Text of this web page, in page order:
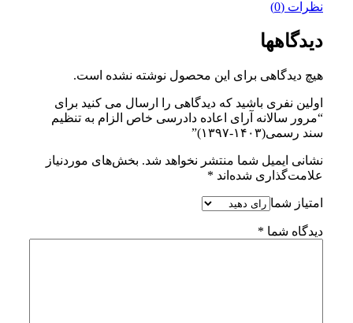
نظرات (0)
دیدگاهها
هیچ دیدگاهی برای این محصول نوشته نشده است.
اولین نفری باشید که دیدگاهی را ارسال می کنید برای
“مرور سالانه آرای اعاده دادرسی خاص الزام به تنظیم
سند رسمی(۱۴۰۳-۱۳۹۷)”
نشانی ایمیل شما منتشر نخواهد شد. بخش‌های موردنیاز
علامت‌گذاری شده‌اند *
امتیاز شما
دیدگاه شما *